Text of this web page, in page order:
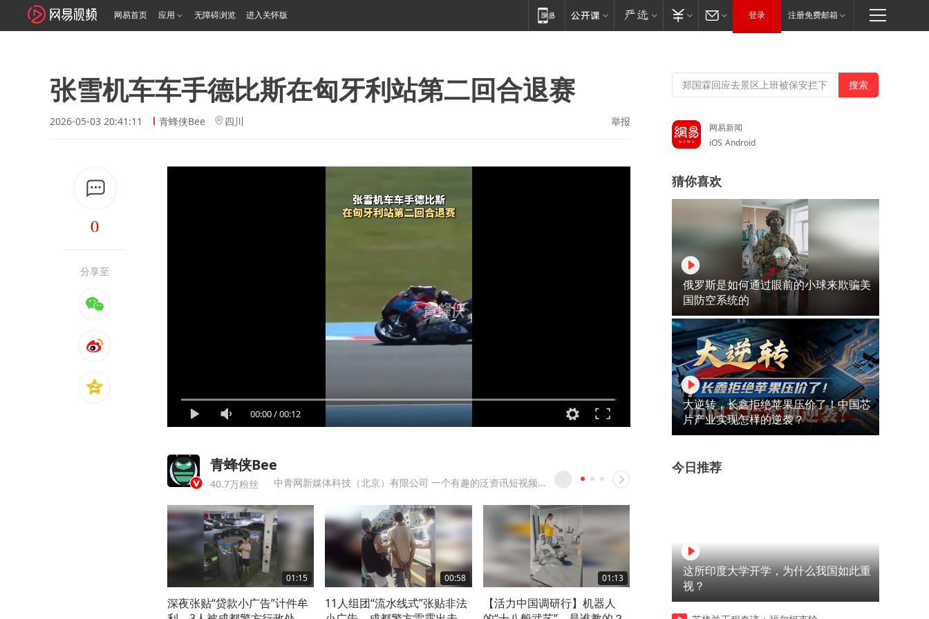
网易首页 应用 无障碍浏览 进入关怀版 登录 注册免费邮箱
张雪机车车手德比斯在匈牙利站第二回合退赛
2026-05-03 20:41:11 青蜂侠Bee 四川 举报
0
分享至
00:00/00:12
青蜂侠Bee
40.7万粉丝 中青网新媒体科技（北京）有限公司 一个有趣的泛资讯短视频平台
01:15
深夜张贴“贷款小广告”计件牟
00:58
11人组团“流水线式”张贴非法
01:13
【活力中国调研行】机器人
00:16
俄无人机厂负责人遭汽车炸弹
陕西柞水遭遇短时特大暴雨
网易新闻
iOS Android
猜你喜欢
俄罗斯是如何通过眼前的小球来欺骗美
国防空系统的
大逆转，长鑫拒绝苹果压价了！中国芯
片产业实现怎样的逆袭？
今日推荐
这所印度大学开学，为什么我国如此重
视？